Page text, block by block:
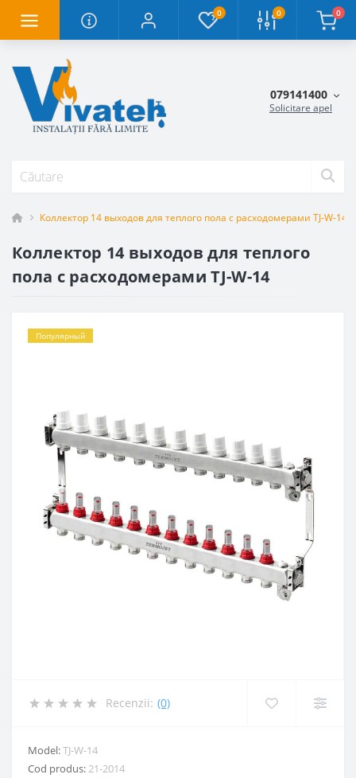
0 0 0
079141400
Solicitare apel
Коллектор 14 выходов для теплого пола с расходомерами TJ-W-14
Коллектор 14 выходов для теплого
пола с расходомерами TJ-W-14
Популярный
Recenzii: (0)
Model:TJ-W-14
Cod produs: 21-2014